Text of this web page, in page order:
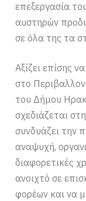
επεξεργασία
αυστηρών
σε όλα της τα
Αξίζει επίσης
στο
του Δήμου
σχεδιάζεται
συνδυάζει την
αναψυχή,
διαφορετικές
ανοιχτό σε
φορέων και να